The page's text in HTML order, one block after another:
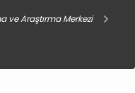
ve Araştırma Merkezi